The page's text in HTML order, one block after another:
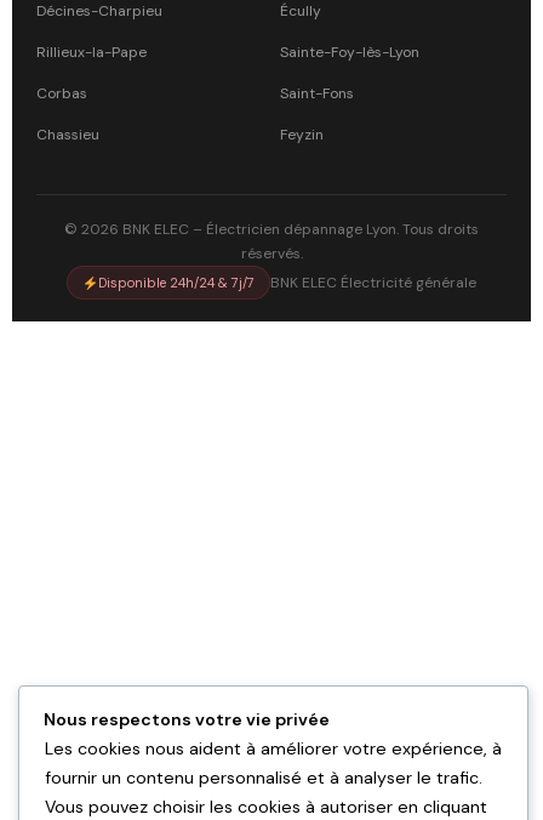
Décines-Charpieu Écully
Rillieux-la-Pape Sainte-Foy-lès-Lyon
Corbas Saint-Fons
Chassieu Feyzin
© 2026 BNK ELEC – Électricien dépannage Lyon. Tous droits
réservés.
Disponible 24h/24 & 7j/7 BNK ELEC Électricité générale
Nous respectons votre vie privée
Les cookies nous aident à améliorer votre expérience, à
fournir un contenu personnalisé et à analyser le trafic.
Vous pouvez choisir les cookies à autoriser en cliquant